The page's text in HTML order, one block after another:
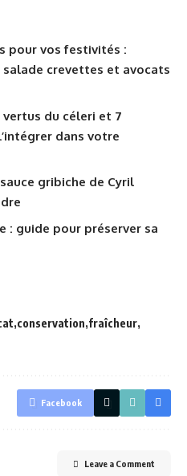
pour vos festivités :
crevettes et avocats
du céleri et 7
dans votre
gribiche de Cyril
: guide pour préserver sa
conservation fraîcheur
Facebook
Leave a Comment